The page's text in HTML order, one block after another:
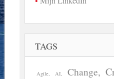
TAGS
Agile AI Change